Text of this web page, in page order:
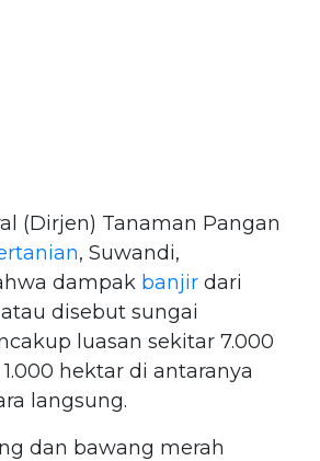
(Dirjen) Tanaman Pangan
, Suwandi,
dampak banjir dari
disebut sungai
luasan sekitar 7.000
hektar di antaranya
langsung.
dan bawang merah